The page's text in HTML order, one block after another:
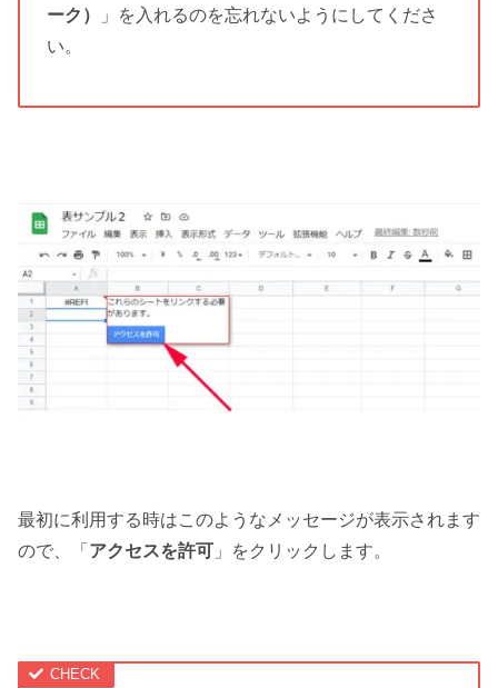
ーク）
」を入れるのを忘れないようにしてくださ
い。
最初に利用する時はこのようなメッセージが表示されます
ので、「 アクセスを許可 」をクリックします。